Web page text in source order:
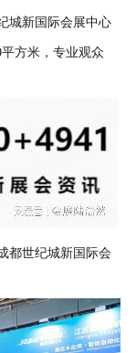
技术知识
联系我们
城新国际会展中心
方米，专业观众
都世纪城新国际会